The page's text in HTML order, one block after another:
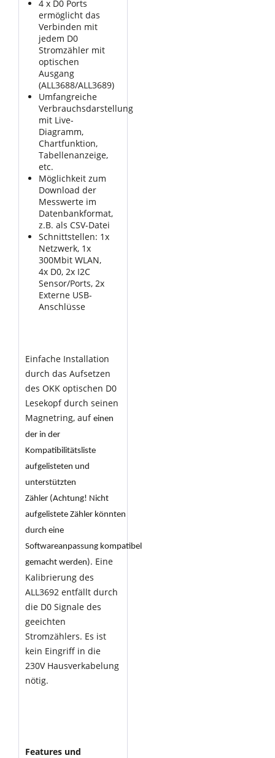
4 x D0 Ports
ermöglicht das
Verbinden mit
jedem D0
Stromzähler mit
optischen
Ausgang
(ALL3688/ALL3689)
Umfangreiche
Verbrauchsdarstellung
mit Live-
Diagramm,
Chartfunktion,
Tabellenanzeige,
etc.
Möglichkeit zum
Download der
Messwerte im
Datenbankformat,
z.B. als CSV-Datei
Schnittstellen: 1x
Netzwerk, 1x
300Mbit WLAN,
4x D0, 2x I2C
Sensor/Ports, 2x
Externe USB-
Anschlüsse
Einfache Installation
durch das Aufsetzen
des OKK optischen D0
Lesekopf durch seinen
Magnetring, auf einen
der in der
Kompatibilitätsliste
aufgelisteten und
unterstützten
Zähler (Achtung! Nicht
aufgelistete Zähler könnten
durch eine
Softwareanpassung kompatibel
gemacht werden). Eine
Kalibrierung des
ALL3692 entfällt durch
die D0 Signale des
geeichten
Stromzählers. Es ist
kein Eingriff in die
230V Hausverkabelung
nötig.
Features und